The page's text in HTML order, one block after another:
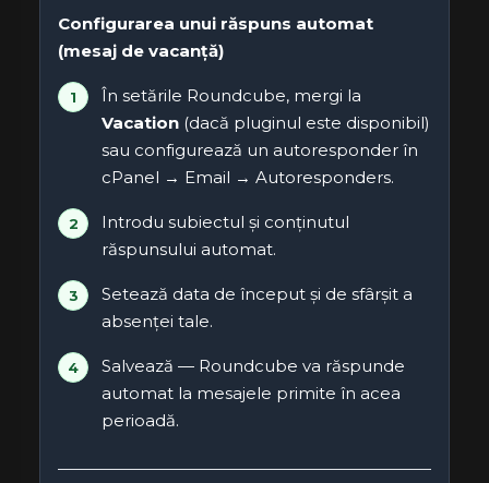
Configurarea unui răspuns automat
(mesaj de vacanță)
În setările Roundcube, mergi la
Vacation (dacă pluginul este disponibil)
sau configurează un autoresponder în
cPanel → Email → Autoresponders.
Introdu subiectul și conținutul
răspunsului automat.
Setează data de început și de sfârșit a
absenței tale.
Salvează — Roundcube va răspunde
automat la mesajele primite în acea
perioadă.